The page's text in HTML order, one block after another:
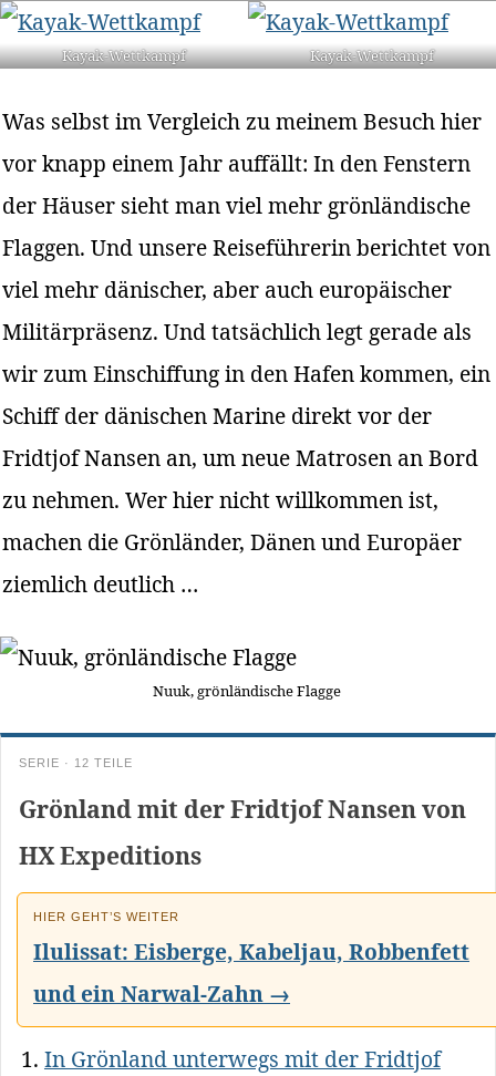
Kayak-Wettkampf Kayak-Wettkampf
Was selbst im Vergleich zu meinem Besuch hier
vor knapp einem Jahr auffällt: In den Fenstern
der Häuser sieht man viel mehr grönländische
Flaggen. Und unsere Reiseführerin berichtet von
viel mehr dänischer, aber auch europäischer
Militärpräsenz. Und tatsächlich legt gerade als
wir zum Einschiffung in den Hafen kommen, ein
Schiff der dänischen Marine direkt vor der
Fridtjof Nansen an, um neue Matrosen an Bord
zu nehmen. Wer hier nicht willkommen ist,
machen die Grönländer, Dänen und Europäer
ziemlich deutlich …
Nuuk, grönländische Flagge
SERIE · 12 TEILE
Grönland mit der Fridtjof Nansen von
HX Expeditions
HIER GEHT’S WEITER
Ilulissat: Eisberge, Kabeljau, Robbenfett
und ein Narwal-Zahn →
In Grönland unterwegs mit der Fridtjof